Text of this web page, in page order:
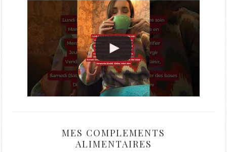
MES COMPLEMENTS
ALIMENTAIRES